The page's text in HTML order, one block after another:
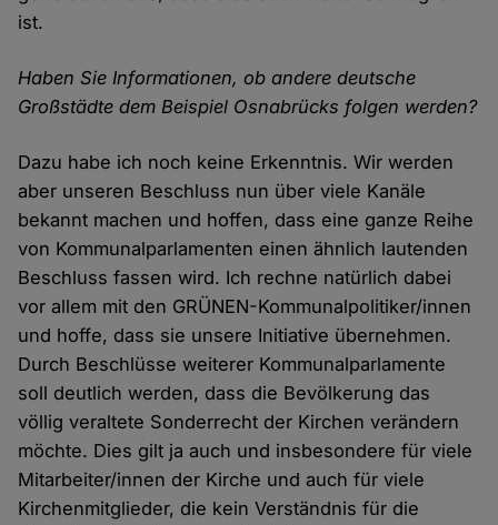
ist.
Haben Sie Informationen, ob andere deutsche
Großstädte dem Beispiel Osnabrücks folgen werden?
Dazu habe ich noch keine Erkenntnis. Wir werden
aber unseren Beschluss nun über viele Kanäle
bekannt machen und hoffen, dass eine ganze Reihe
von Kommunalparlamenten einen ähnlich lautenden
Beschluss fassen wird. Ich rechne natürlich dabei
vor allem mit den GRÜNEN-Kommunalpolitiker/innen
und hoffe, dass sie unsere Initiative übernehmen.
Durch Beschlüsse weiterer Kommunalparlamente
soll deutlich werden, dass die Bevölkerung das
völlig veraltete Sonderrecht der Kirchen verändern
möchte. Dies gilt ja auch und insbesondere für viele
Mitarbeiter/innen der Kirche und auch für viele
Kirchenmitglieder, die kein Verständnis für die